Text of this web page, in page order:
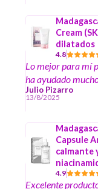
Cream
dilatados
4.8
Lo mejor para mí
ha ayudado
Julio Pizarro
13/8/2025
Capsule
calmante
4.9
Excelente